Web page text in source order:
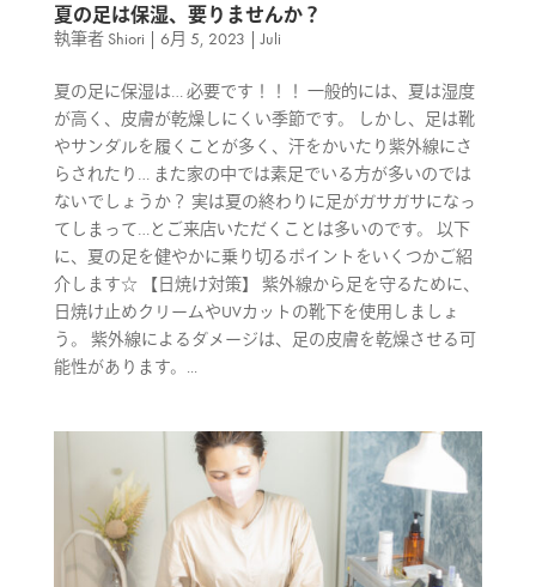
夏の足は保湿、要りませんか？
執筆者 Shiori | 6月 5, 2023 |Juli
夏の足に保湿は… 必要です！！！ 一般的には、夏は湿度
が高く、皮膚が乾燥しにくい季節です。 しかし、足は靴
やサンダルを履くことが多く、汗をかいたり紫外線にさ
らされたり… また家の中では素足でいる方が多いのでは
ないでしょうか？ 実は夏の終わりに足がガサガサになっ
てしまって…とご来店いただくことは多いのです。 以下
に、夏の足を健やかに乗り切るポイントをいくつかご紹
介します☆ 【日焼け対策】 紫外線から足を守るために、
日焼け止めクリームやUVカットの靴下を使用しましょ
う。 紫外線によるダメージは、足の皮膚を乾燥させる可
能性があります。...